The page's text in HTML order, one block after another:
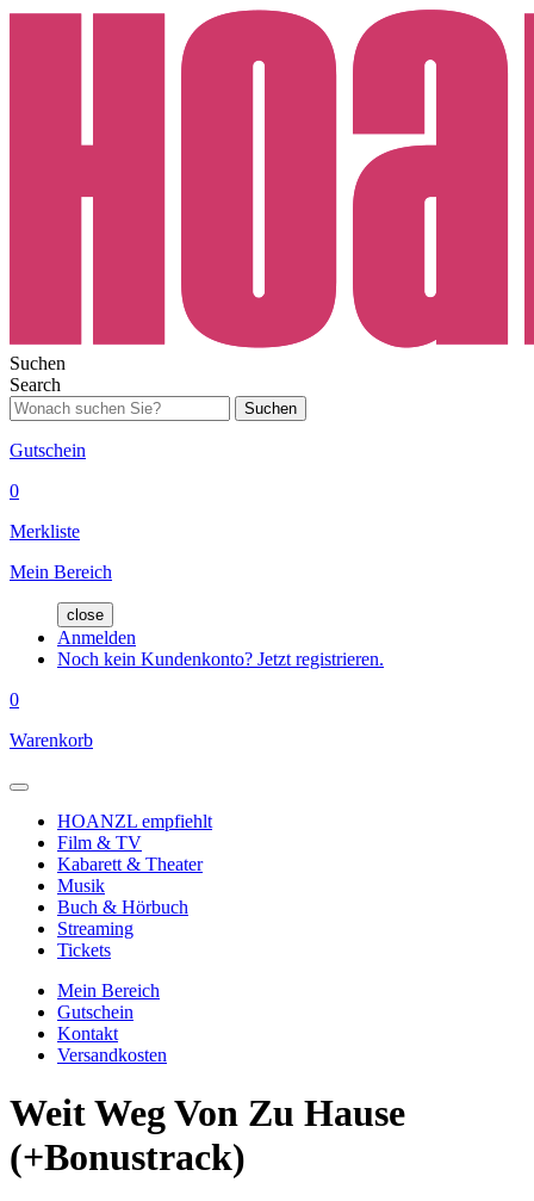
Suchen
Search
Suchen
Gutschein
0
Merkliste
Mein Bereich
close
Anmelden
Noch kein Kundenkonto? Jetzt registrieren.
0
Warenkorb
HOANZL empfiehlt
Film & TV
Kabarett & Theater
Musik
Buch & Hörbuch
Streaming
Tickets
Mein Bereich
Gutschein
Kontakt
Versandkosten
Weit Weg Von Zu Hause
(+Bonustrack)